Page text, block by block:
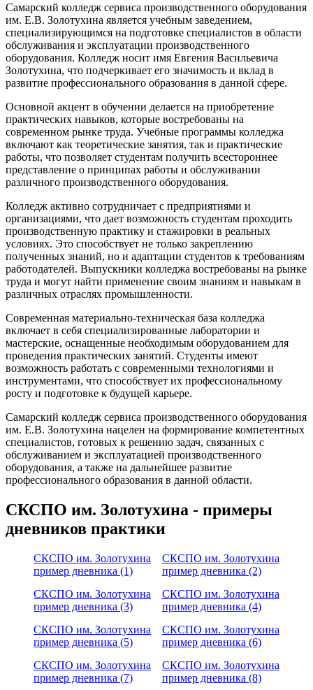
Самарский колледж сервиса производственного оборудования
им. Е.В. Золотухина является учебным заведением,
специализирующимся на подготовке специалистов в области
обслуживания и эксплуатации производственного
оборудования. Колледж носит имя Евгения Васильевича
Золотухина, что подчеркивает его значимость и вклад в
развитие профессионального образования в данной сфере.
Основной акцент в обучении делается на приобретение
практических навыков, которые востребованы на
современном рынке труда. Учебные программы колледжа
включают как теоретические занятия, так и практические
работы, что позволяет студентам получить всестороннее
представление о принципах работы и обслуживании
различного производственного оборудования.
Колледж активно сотрудничает с предприятиями и
организациями, что дает возможность студентам проходить
производственную практику и стажировки в реальных
условиях. Это способствует не только закреплению
полученных знаний, но и адаптации студентов к требованиям
работодателей. Выпускники колледжа востребованы на рынке
труда и могут найти применение своим знаниям и навыкам в
различных отраслях промышленности.
Современная материально-техническая база колледжа
включает в себя специализированные лаборатории и
мастерские, оснащенные необходимым оборудованием для
проведения практических занятий. Студенты имеют
возможность работать с современными технологиями и
инструментами, что способствует их профессиональному
росту и подготовке к будущей карьере.
Самарский колледж сервиса производственного оборудования
им. Е.В. Золотухина нацелен на формирование компетентных
специалистов, готовых к решению задач, связанных с
обслуживанием и эксплуатацией производственного
оборудования, а также на дальнейшее развитие
профессионального образования в данной области.
СКСПО им. Золотухина - примеры
дневников практики
СКСПО им. Золотухина
пример дневника (1)
СКСПО им. Золотухина
пример дневника (2)
СКСПО им. Золотухина
пример дневника (3)
СКСПО им. Золотухина
пример дневника (4)
СКСПО им. Золотухина
пример дневника (5)
СКСПО им. Золотухина
пример дневника (6)
СКСПО им. Золотухина
пример дневника (7)
СКСПО им. Золотухина
пример дневника (8)